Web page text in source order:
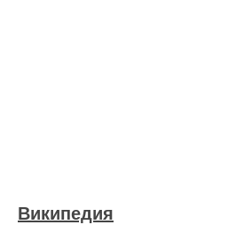
Википедия